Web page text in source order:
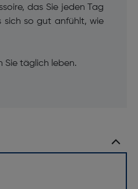
das Sie jeden Tag
sich so gut anfühlt, wie
Sie täglich leben.